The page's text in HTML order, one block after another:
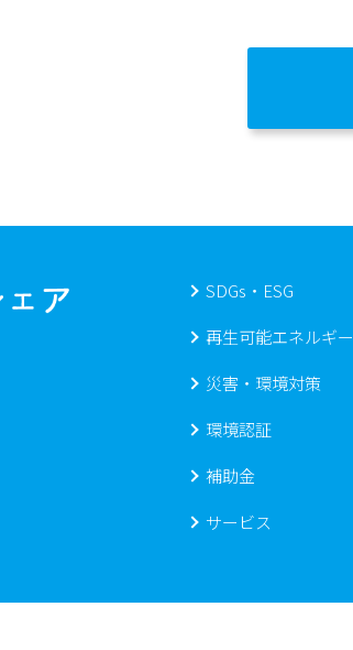
SDGs・ESG
再生可能エネルギー
災害・環境対策
環境認証
補助金
サービス